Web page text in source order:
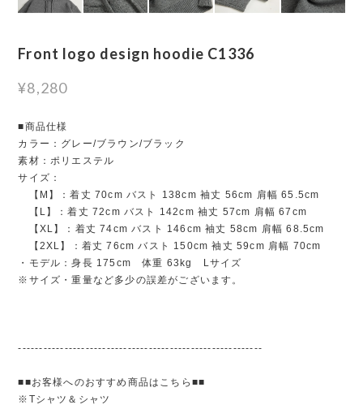
Front logo design hoodie C1336
¥8,280
■商品仕様
カラー：グレー/ブラウン/ブラック
素材：ポリエステル
サイズ：
【M】：着丈 70cm バスト 138cm 袖丈 56cm 肩幅 65.5cm
【L】：着丈 72cm バスト 142cm 袖丈 57cm 肩幅 67cm
【XL】：着丈 74cm バスト 146cm 袖丈 58cm 肩幅 68.5cm
【2XL】：着丈 76cm バスト 150cm 袖丈 59cm 肩幅 70cm
・モデル：身長 175cm 体重 63kg Lサイズ
※サイズ・重量など多少の誤差がございます。
----------------------------------------------------------
■■お客様へのおすすめ商品はこちら■■
※Tシャツ＆シャツ